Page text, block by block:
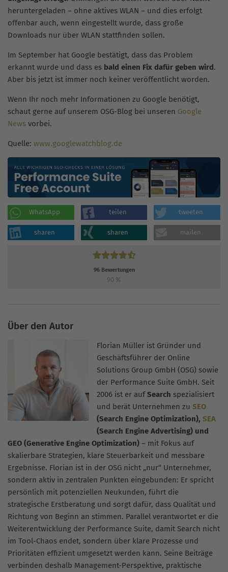
heruntergeladen – ohne aktives WLAN – und dies erfolgt
offenbar auch, wenn eingestellt wurde, dass große
Downloads nur über WLAN stattfinden sollen.
Im September hat Google bestätigt, dass das Problem
erkannt wurde und dass es bald einen Fix dafür geben wird.
Aber bis jetzt ist immer noch keiner veröffentlicht worden.
Wenn Ihr noch mehr Informationen zu Google benötigt,
schaut gerne auf unserem OSG-Blog bei unseren Google
News vorbei.
Quelle: www.googlewatchblog.de
WhatsApp teilen tweeten
sharen sharen mailen
96Bewertungen
90 %
Über den Autor
Florian Müller ist Gründer und
Geschäftsführer der Online
Solutions Group GmbH (OSG) sowie
der Performance Suite GmbH. Seit
2006 ist er aufSearch spezialisiert
und berät Unternehmen zu SEO
(Search Engine Optimization), SEA
(Search Engine Advertising) und
GEO (Generative Engine Optimization) – mit Fokus auf
skalierbare Strategien, klare Steuerbarkeit und messbare
Ergebnisse. Florian ist in der OSG nicht „nur“ Unternehmer,
sondern aktiv in zentralen Punkten eingebunden: Er spricht
persönlich mit potenziellen Neukunden, führt die
strategische Erstberatung und sorgt dafür, dass Qualität und
Richtung von Beginn an stimmen. Parallel verantwortet er die
Weiterentwicklung der Performance Suite, damit Search nicht
im Tool-Chaos endet, sondern über klare Prozesse und
Prioritäten effizient umgesetzt werden kann. Seine Beiträge
verbinden deshalb Management-Perspektive, praktische